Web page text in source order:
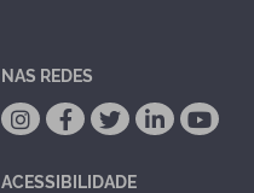
NAS REDES
ACESSIBILIDADE